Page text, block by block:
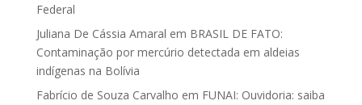
Federal
Juliana De Cássia Amaral em BRASIL DE FATO:
Contaminação por mercúrio detectada em aldeias
indígenas na Bolívia
Fabrício de Souza Carvalho em FUNAI: Ouvidoria: saiba